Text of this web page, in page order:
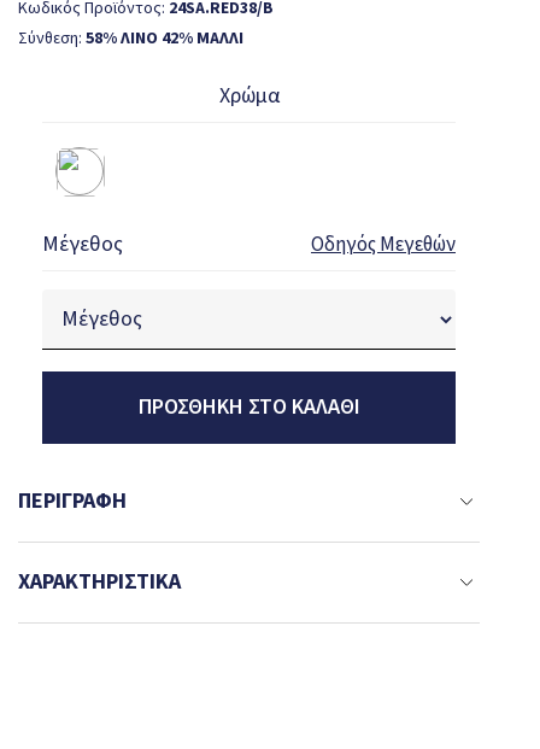
Κωδικός Προϊόντος: 24SA.RED38/B
Σύνθεση: 58% ΛΙΝΟ 42% ΜΑΛΛΙ
Χρώμα
Μέγεθος Οδηγός Μεγεθών
ΠΡΟΣΘΉΚΗ ΣΤΟ ΚΑΛΆΘΙ
ΠΕΡΙΓΡΑΦΉ
ΧΑΡΑΚΤΗΡΙΣΤΙΚΆ